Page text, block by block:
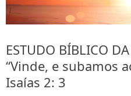
ESTUDO BÍBLICO
“Vinde, e subamos
Isaías 2: 3